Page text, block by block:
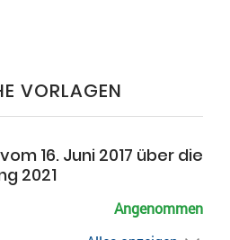
VORLAGEN
16. Juni 2017 über die
2021
Angenommen